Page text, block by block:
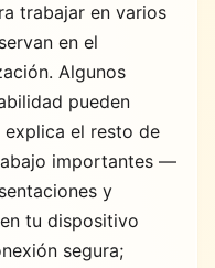
trabajar en varios
en el
Algunos
pueden
el resto de
importantes —
y
tu dispositivo
segura;